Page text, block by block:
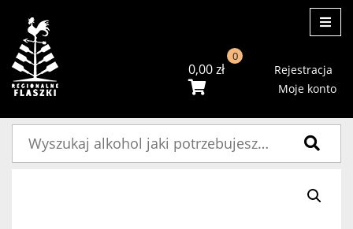
0,00zł
0
Rejestracja
Moje konto